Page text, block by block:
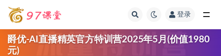
登录
爵优-AI直播精英官方特训营2025年5月(价值1980
元)